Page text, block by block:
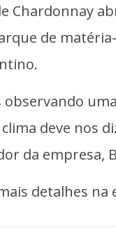
Chardonnay
de
observando
deve nos
da empresa,
detalhes na